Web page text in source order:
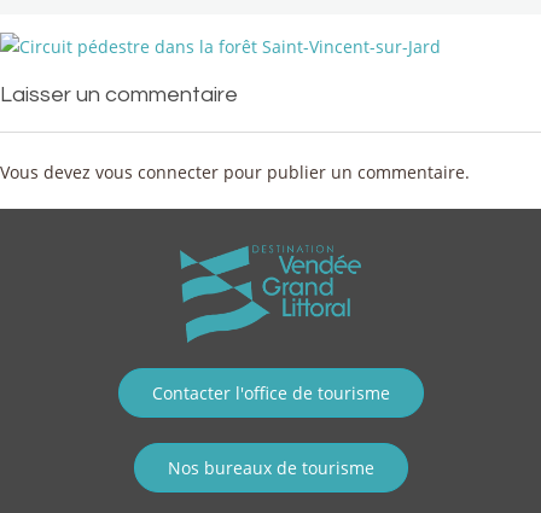
Laisser un commentaire
Vous devez vous connecter pour publier un commentaire.
Contacter l'office de tourisme
Nos bureaux de tourisme